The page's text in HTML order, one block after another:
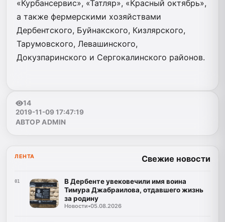
«Курбансервис», «Татляр», «Красный октябрь»,
а также фермерскими хозяйствами
Дербентского, Буйнакского, Кизлярского,
Тарумовского, Левашинского,
Докузпаринского и Сергокалинского районов.
14
2019-11-09 17:47:19
АВТОР ADMIN
ЛЕНТА Свежие новости
01
В Дербенте увековечили имя воина
Тимура Джабраилова, отдавшего жизнь
за родину
Новости•05.08.2026